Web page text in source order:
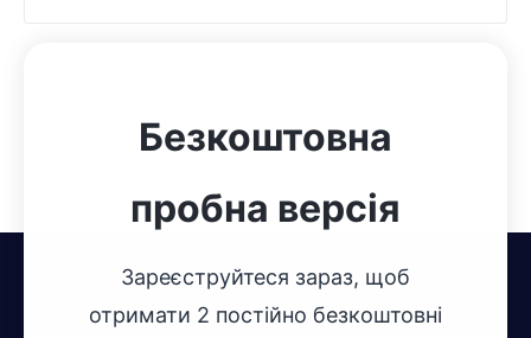
Безкоштовна
пробна версія
Зареєструйтеся зараз, щоб
отримати 2 постійно безкоштовні